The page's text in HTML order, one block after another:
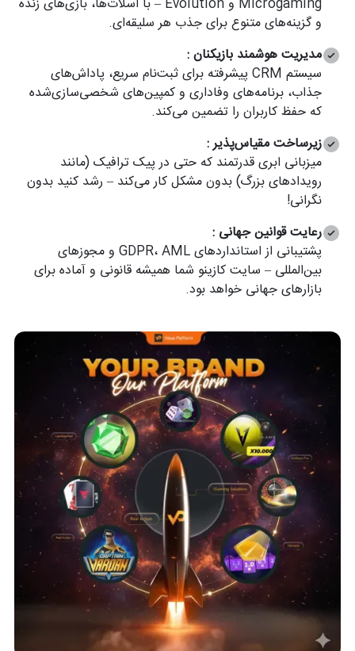
Microgaming و Evolution – با اسلات‌ها، بازی‌های زنده
و گزینه‌های متنوع برای جذب هر سلیقه‌ای.
مدیریت هوشمند بازیکنان :
سیستم CRM پیشرفته برای ثبت‌نام سریع، پاداش‌های
جذاب، برنامه‌های وفاداری و کمپین‌های شخصی‌سازی‌شده
که حفظ کاربران را تضمین می‌کند.
زیرساخت مقیاس‌پذیر :
میزبانی ابری قدرتمند که حتی در پیک ترافیک (مانند
رویدادهای بزرگ) بدون مشکل کار می‌کند – رشد کنید بدون
نگرانی!
رعایت قوانین جهانی :
پشتیبانی از استانداردهای GDPR، AML و مجوزهای
بین‌المللی – سایت کازینو شما همیشه قانونی و آماده برای
بازارهای جهانی خواهد بود.